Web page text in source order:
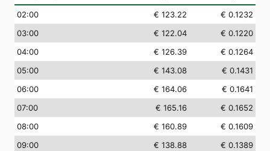
02:00 € 123.22
€ 0.1232
03:00 € 122.04
€ 0.1220
04:00 € 126.39
€ 0.1264
05:00 € 143.08
€ 0.1431
06:00 € 164.06
€ 0.1641
07:00 € 165.16
€ 0.1652
08:00 € 160.89
€ 0.1609
09:00 € 138.88
€ 0.1389